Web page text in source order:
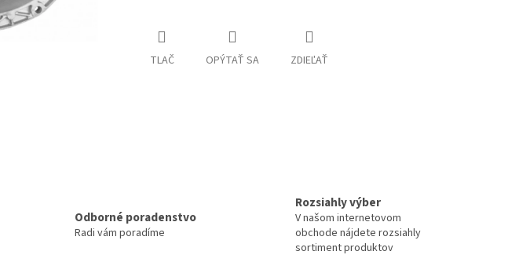
TLAČ OPÝTAŤ SA ZDIEĽAŤ
Odborné poradenstvo
Radi vám poradíme
Rozsiahly výber
V našom internetovom
obchode nájdete rozsiahly
sortiment produktov